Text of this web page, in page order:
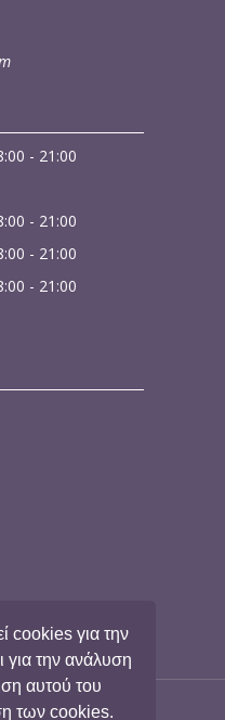
cookies για την
την ανάλυση
αυτού του
των cookies.
- 21:00
- 21:00
- 21:00
- 21:00
All Rights Reserved |